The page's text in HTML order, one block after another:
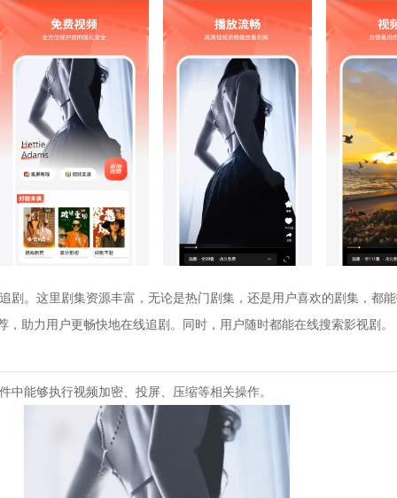
剧。这里剧集资源丰富，无论是热门剧集，还是用户喜欢的剧集，都
，助力用户更畅快地在线追剧。同时，用户随时都能在线搜索影视剧。
中能够执行视频加密、投屏、压缩等相关操作。